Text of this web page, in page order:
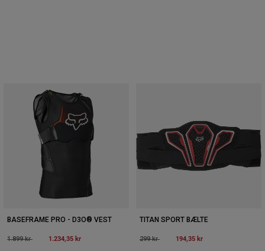
BASEFRAME PRO - D3O® VEST
Price reduced from
1.899 krto 1.234,35 kr
TITAN SPORT BÆLTE
Price reduced from
299 krto 194,35 kr